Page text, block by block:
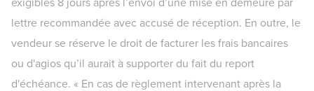
exigibles 8 jours après l’envoi d’une mise en demeure par
lettre recommandée avec accusé de réception. En outre, le
vendeur se réserve le droit de facturer les frais bancaires
ou d'agios qu’il aurait à supporter du fait du report
d'échéance. « En cas de règlement intervenant après la